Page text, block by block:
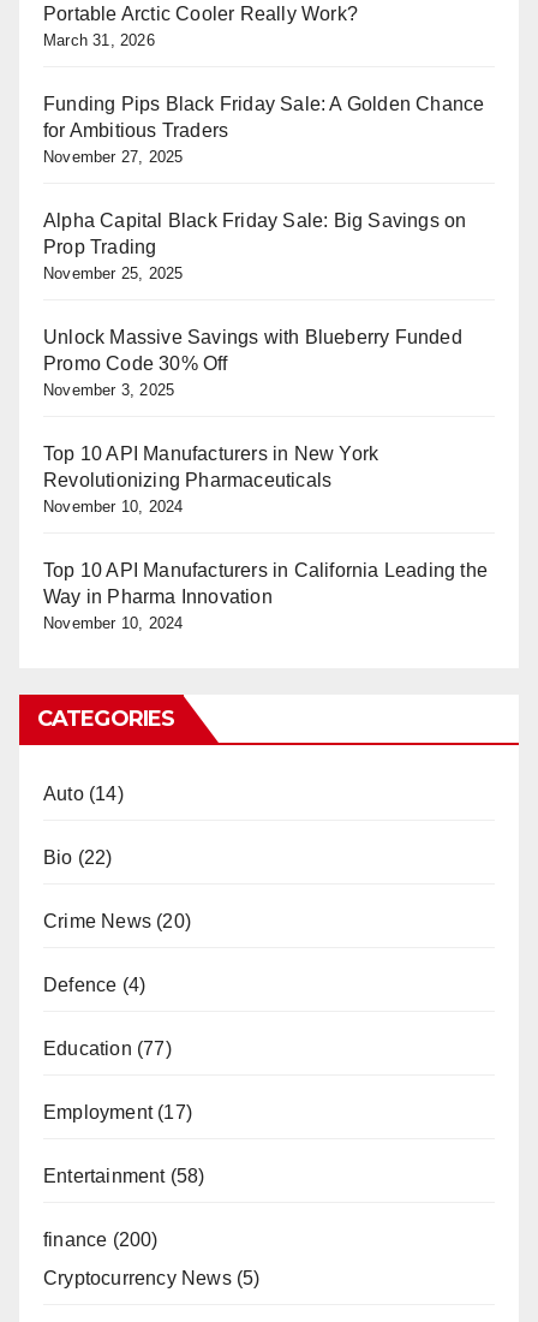
Portable Arctic Cooler Really Work?
March 31, 2026
Funding Pips Black Friday Sale: A Golden Chance
for Ambitious Traders
November 27, 2025
Alpha Capital Black Friday Sale: Big Savings on
Prop Trading
November 25, 2025
Unlock Massive Savings with Blueberry Funded
Promo Code 30% Off
November 3, 2025
Top 10 API Manufacturers in New York
Revolutionizing Pharmaceuticals
November 10, 2024
Top 10 API Manufacturers in California Leading the
Way in Pharma Innovation
November 10, 2024
CATEGORIES
Auto(14)
Bio (22)
Crime News (20)
Defence (4)
Education (77)
Employment(17)
Entertainment(58)
finance (200)
Cryptocurrency News(5)